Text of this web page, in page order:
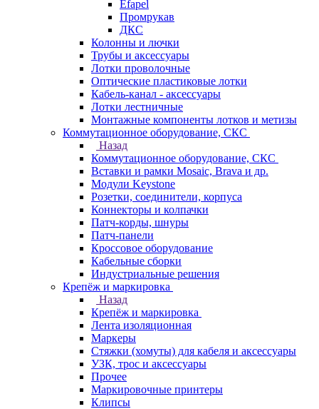
Efapel
Промрукав
ДКС
Колонны и лючки
Трубы и аксессуары
Лотки проволочные
Оптические пластиковые лотки
Кабель-канал - аксессуары
Лотки лестничные
Монтажные компоненты лотков и метизы
Коммутационное оборудование, СКС
Назад
Коммутационное оборудование, СКС
Вставки и рамки Mosaic, Brava и др.
Модули Keystone
Розетки, соединители, корпуса
Коннекторы и колпачки
Патч-корды, шнуры
Патч-панели
Кроссовое оборудование
Кабельные сборки
Индустриальные решения
Крепёж и маркировка
Назад
Крепёж и маркировка
Лента изоляционная
Маркеры
Стяжки (хомуты) для кабеля и аксессуары
УЗК, трос и аксессуары
Прочее
Маркировочные принтеры
Клипсы